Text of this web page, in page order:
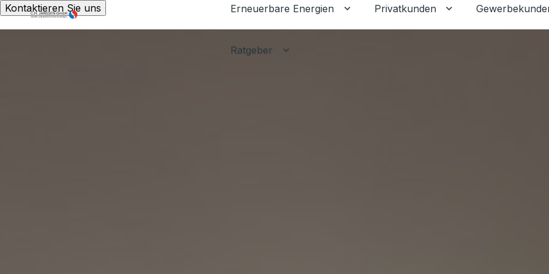
Kontaktieren Sie uns Erneuerbare Energien Untermenü für Erneuerbare Energien
Privatkunden Untermenü für
Ratgeber Untermenü für Ratgeber umschalten